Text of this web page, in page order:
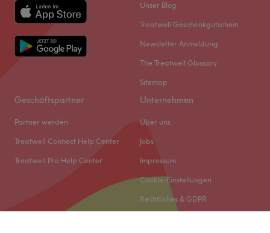
Unser Blog
Treatwell Geschenkgutschein
Newsletter Anmeldung
The Treatwell Glossary
Sitemap
Geschäftspartner
Partner werden
Treatwell Connect Help Center
Treatwell Pro Help Center
Unternehmen
Über uns
Jobs
Impressum
Cookie-Einstellungen
Rechtliches & GDPR